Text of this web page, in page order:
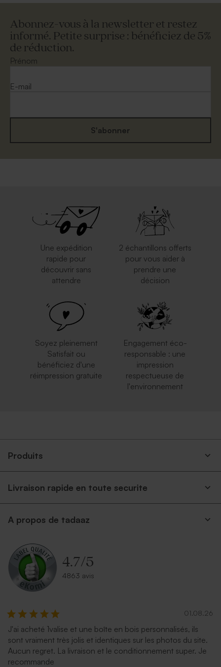
Abonnez-vous à la newsletter et restez
informé. Petite surprise : bénéficiez de 5%
de réduction.
Prénom
E-mail
S'abonner
Une expédition
rapide pour
découvrir sans
attendre
2 échantillons offerts
pour vous aider à
prendre une
décision
Soyez pleinement
Satisfait ou
bénéficiez d'une
réimpression gratuite
Engagement éco-
responsable : une
impression
respectueuse de
l'environnement
Produits
Livraison rapide en toute securite
A propos de tadaaz
4.7/5
4863 avis
01.08.26
J'ai acheté 1valise et une boîte en bois personnalisés, ils
sont vraiment très jolis et identiques sur les photos du site.
Aucun regret. La livraison et le conditionnement super. Je
recommande